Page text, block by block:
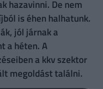
hazavinni. De nem
is éhen halhatunk.
jól járnak a
a héten. A
a kkv szektor
megoldást találni.